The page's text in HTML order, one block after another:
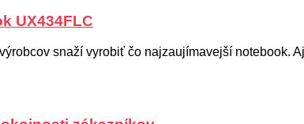
UX434FLC
snaží vyrobiť čo najzaujímavejší notebook.